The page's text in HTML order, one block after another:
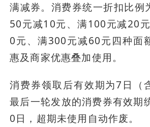
满减券。消费券统一折扣比例
50元减10元、满100元减20
0元、满300元减60元四种面
惠及商家优惠叠加使用。
消费券领取后有效期为7日（
最后一轮发放的消费券有效期
0日，超期未使用自动作废。